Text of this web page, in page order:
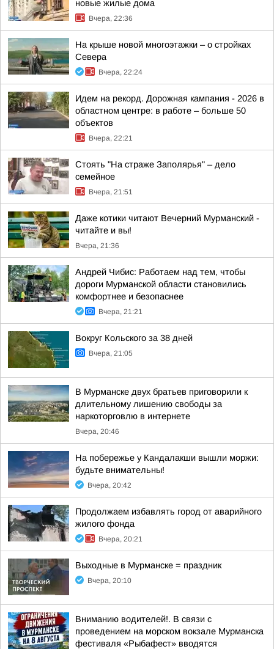
новые жилые дома
Вчера, 22:36
На крыше новой многоэтажки – о стройках
Севера
Вчера, 22:24
Идем на рекорд. Дорожная кампания - 2026 в
областном центре: в работе – больше 50
объектов
Вчера, 22:21
Стоять "На страже Заполярья" – дело
семейное
Вчера, 21:51
Даже котики читают Вечерний Мурманский -
читайте и вы!
Вчера, 21:36
Андрей Чибис: Работаем над тем, чтобы
дороги Мурманской области становились
комфортнее и безопаснее
Вчера, 21:21
Вокруг Кольского за 38 дней
Вчера, 21:05
В Мурманске двух братьев приговорили к
длительному лишению свободы за
наркоторговлю в интернете
Вчера, 20:46
На побережье у Кандалакши вышли моржи:
будьте внимательны!
Вчера, 20:42
Продолжаем избавлять город от аварийного
жилого фонда
Вчера, 20:21
Выходные в Мурманске = праздник
Вчера, 20:10
Вниманию водителей!. В связи с
проведением на морском вокзале Мурманска
фестиваля «Рыбафест» вводятся